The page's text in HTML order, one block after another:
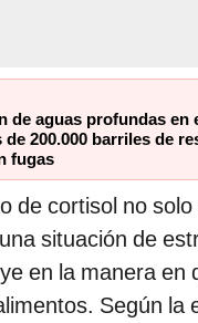
de aguas profundas en
de 200.000 barriles de
fugas
de cortisol no
situación de
en la manera en
Según la